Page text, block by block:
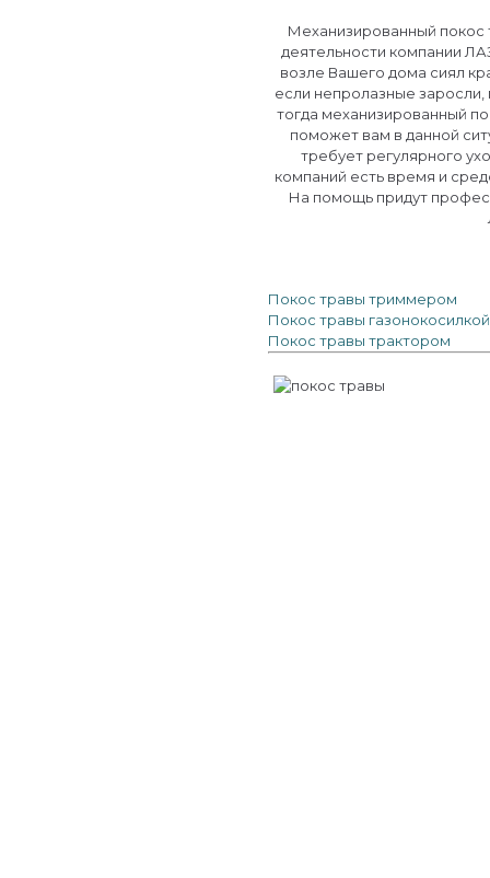
Механизированный покос
деятельности компании
возле Вашего дома сиял
если непролазные
тогда механизированный
поможет вам в данной
требует регулярного
компаний есть время и
На помощь придут
Покос травы триммером
Покос травы газонокосилкой
Покос травы трактором